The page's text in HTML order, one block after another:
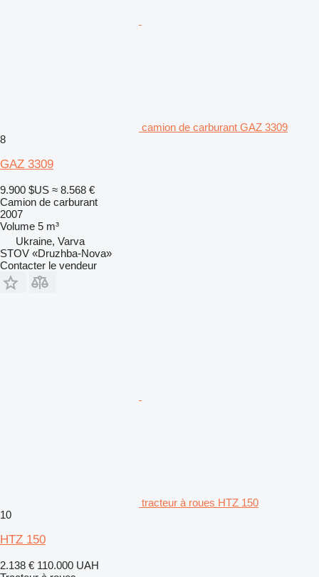
camion de carburant GAZ 3309
8
GAZ 3309
9.900 $US ≈ 8.568 €
Camion de carburant
2007
Volume 5 m³
Ukraine, Varva
STOV «Druzhba-Nova»
Contacter le vendeur
tracteur à roues HTZ 150
10
HTZ 150
2.138 € 110.000 UAH